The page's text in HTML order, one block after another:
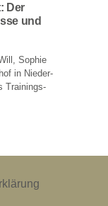
Der
und
Sophie
in Nieder-
Trainings-